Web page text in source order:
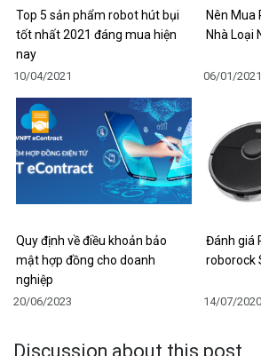
Top 5 sản phẩm robot hút bụi
tốt nhất 2021 đáng mua hiện
nay
10/04/2021
Nên Mua
Nhà Loại
06/01/2021
Quy định về điều khoản bảo
mật hợp đồng cho doanh
nghiệp
20/06/2023
Đánh giá
roborock
14/07/2020
Discussion about this post